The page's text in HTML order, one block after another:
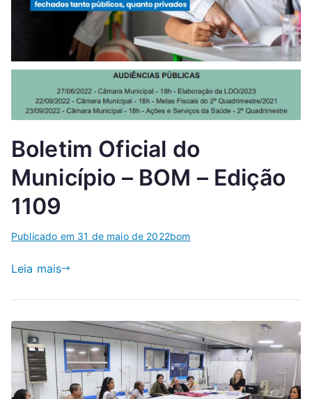
Boletim Oficial do
Município – BOM – Edição
1109
Publicado em 31 de maio de 2022bom
Leia mais